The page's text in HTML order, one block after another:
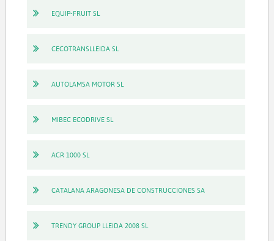
EQUIP-FRUIT SL
CECOTRANSLLEIDA SL
AUTOLAMSA MOTOR SL
MIBEC ECODRIVE SL
ACR 1000 SL
CATALANA ARAGONESA DE CONSTRUCCIONES SA
TRENDY GROUP LLEIDA 2008 SL